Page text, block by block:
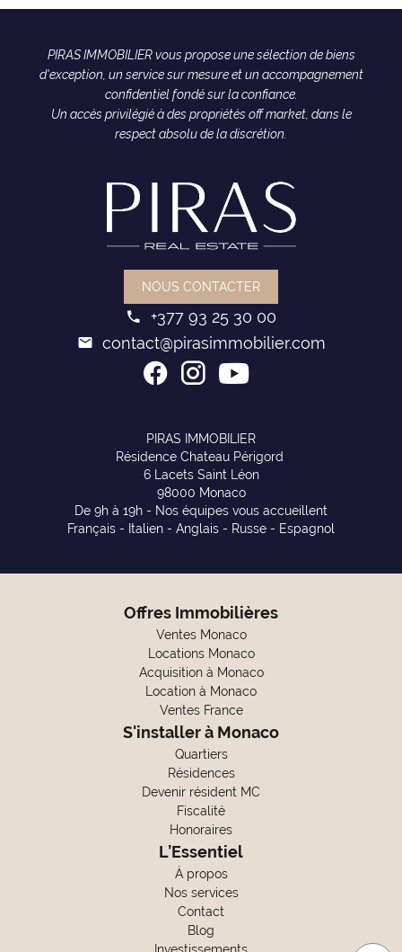
PIRAS IMMOBILIER vous propose une sélection de biens
d'exception, un service sur mesure et un accompagnement
confidentiel fondé sur la confiance.
Un accès privilégié à des propriétés off market, dans le
respect absolu de la discrétion.
NOUS CONTACTER
+377 93 25 30 00
contact@pirasimmobilier.com
PIRAS IMMOBILIER
Résidence Chateau Périgord
6 Lacets Saint Léon
98000 Monaco
De 9h à 19h - Nos équipes vous accueillent
Français - Italien - Anglais - Russe - Espagnol
Offres Immobilières
Ventes Monaco
Locations Monaco
Acquisition à Monaco
Location à Monaco
Ventes France
S'installer à Monaco
Quartiers
Résidences
Devenir résident MC
Fiscalité
Honoraires
L’Essentiel
À propos
Nos services
Contact
Blog